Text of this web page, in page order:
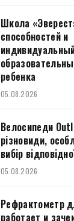
Школа
способностей и
ребенка
05.08.2026
Велосипеди
різновиди,
вибір
05.08.2026
Рефрактометр
работает и